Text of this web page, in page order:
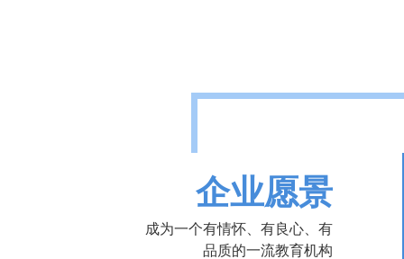
企业愿景
成为一个有情怀、有良心、有
品质的一流教育机构